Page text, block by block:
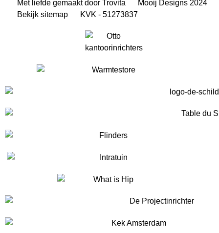
Met liefde gemaakt door Trovita
Mooij Designs 2024
Bekijk sitemap
KVK - 51273837